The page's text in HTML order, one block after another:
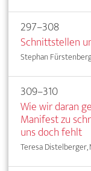
297–308
Schnittstellen
Stephan
309–310
Wie wir daran
Manifest zu
uns doch fehlt
Teresa